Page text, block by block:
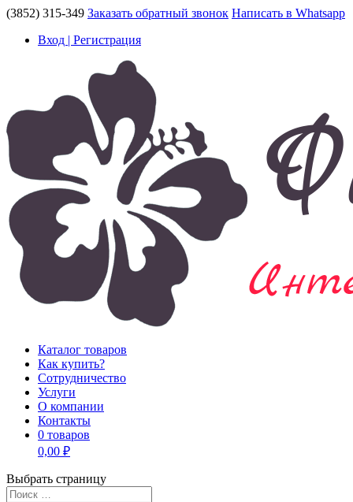
(3852) 315-349 Заказать обратный звонок Написать в Whatsapp
Вход | Регистрация
Каталог товаров
Как купить?
Сотрудничество
Услуги
О компании
Контакты
0 товаров
0,00 ₽
Выбрать страницу